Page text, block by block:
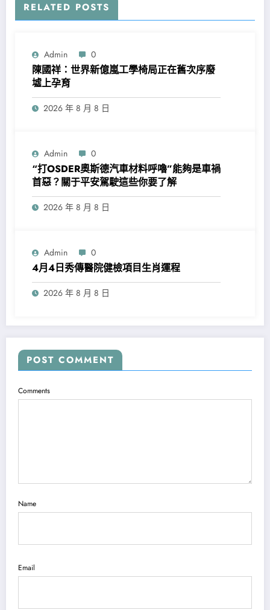
RELATED POSTS
Admin 0
陳國祥：世界新億嵐工學椅局正在舊次序廢
墟上孕育
2026 年 8 月 8 日
Admin 0
“打OSDER奧斯德汽車材料呼嚕”能夠是車禍
首惡？關于平安駕駛這些你要了解
2026 年 8 月 8 日
Admin 0
4月4日秀傳醫院健檢項目生肖運程
2026 年 8 月 8 日
POST COMMENT
Comments
Name
Email